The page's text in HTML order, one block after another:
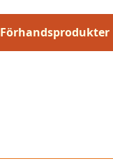
Förhandsprodukter